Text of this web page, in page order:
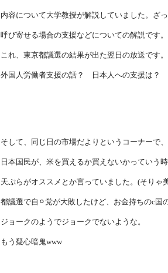
内容について大学教授が解説していました。ざ
呼び寄せる場合の支援などについての解説です。
これ、東京都議選の結果が出た翌日の放送です
外国人労働者支援の話？ 日本人への支援は？
そして、同じ日の市場だよりというコーナーで
日本国民が、米を買えるか買えないかっていう
天ぷらがオススメとか言っていました。(そりゃ
都議選で自⚪︎党が大敗したけど、お金持ちのc
ジョークのようでジョークでないような。
もう疑心暗鬼www